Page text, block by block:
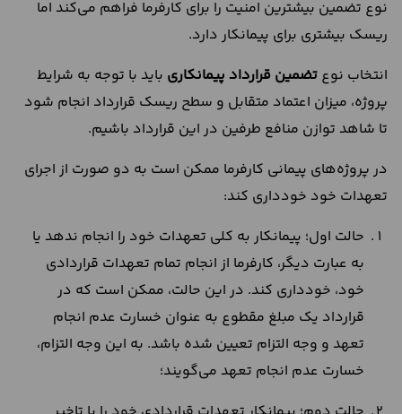
نوع تضمین بیشترین امنیت را برای کارفرما فراهم می‌کند اما
ریسک بیشتری برای پیمانکار دارد.
انتخاب نوع تضمین قرارداد پیمانکاری باید با توجه به شرایط
پروژه، میزان اعتماد متقابل و سطح ریسک قرارداد انجام شود
تا شاهد توازن منافع طرفین در این قرارداد باشیم.
در پروژه‌های پیمانی کارفرما ممکن است به دو صورت از اجرای
تعهدات خود خودداری کند:
حالت اول؛ پیمانکار به کلی تعهدات خود را انجام ندهد یا
به عبارت دیگر، کارفرما از انجام تمام تعهدات قراردادی
خود، خودداری کند. در این حالت، ممکن است که در
قرارداد یک مبلغ مقطوع به عنوان خسارت عدم انجام
تعهد و وجه التزام تعیین شده باشد. به این وجه التزام،
خسارت عدم انجام تعهد می‌گویند؛